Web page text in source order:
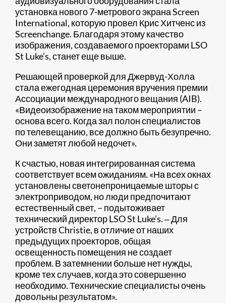
установка нового 7-метрового экрана Screen
International, которую провел Крис Хитченс из
Screenchange. Благодаря этому качество
изображения, создаваемого проекторами LSO
St Luke’s, станет еще выше.
Решающей проверкой для Джервуд-Холла
стала ежегодная церемония вручения премии
Ассоциации международного вещания (AIB).
«Видеоизображение на таком мероприятии –
основа всего. Когда зал полон специалистов
по телевещанию, все должно быть безупречно.
Они заметят любой недочет».
К счастью, новая интегрированная система
соответствует всем ожиданиям. «На всех окнах
установлены светонепроницаемые шторы с
электроприводом, но люди предпочитают
естественный свет, – подытоживает
технический директор LSO St Luke’s. ‒ Для
устройств Christie, в отличие от наших
предыдущих проекторов, общая
освещенность помещения не создает
проблем. В затемнении больше нет нужды,
кроме тех случаев, когда это совершенно
необходимо. Технические специалисты очень
довольны результатом».